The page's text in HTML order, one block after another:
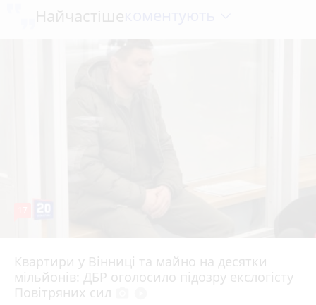
Найчастіше
Квартири у Вінниці та майно на десятки
мільйонів: ДБР оголосило підозру екслогісту
Повітряних сил
6 серпня 2026 р.